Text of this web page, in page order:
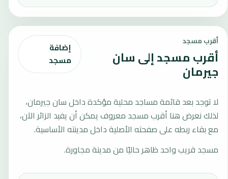
أقرب مسجد
أقرب مسجد إلى سان
جيرمان
إضافة
مسجد
لا توجد بعد قائمة مساجد محلية مؤكدة داخل سان جيرمان،
لذلك نعرض هنا أقرب مسجد معروف يمكن أن يفيد الزائر الآن،
مع بقاء ربطه على صفحته الأصلية داخل مدينته الأساسية.
مسجد قريب واحد ظاهر حاليًا من مدينة مجاورة.